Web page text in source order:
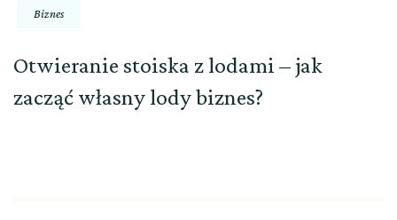
Biznes
Otwieranie stoiska z lodami – jak
zacząć własny lody biznes?